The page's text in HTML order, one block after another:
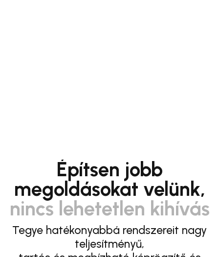
Építsen jobb
megoldásokat velünk,
nincs lehetetlen kihívás
Tegye hatékonyabbá rendszereit nagy
teljesítményű,